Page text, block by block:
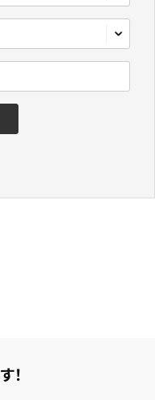
！